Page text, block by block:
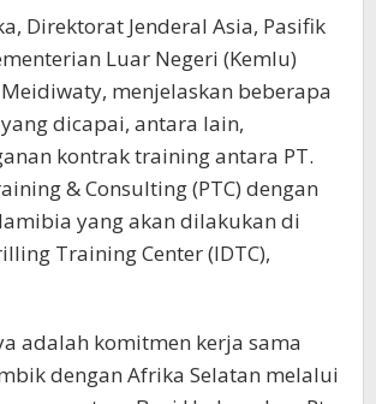
Direktorat Jenderal Asia, Pasifik
Luar Negeri (Kemlu)
menjelaskan beberapa
dicapai, antara lain,
kontrak training antara PT.
& Consulting (PTC) dengan
yang akan dilakukan di
Training Center (IDTC),
adalah komitmen kerja sama
dengan Afrika Selatan melalui